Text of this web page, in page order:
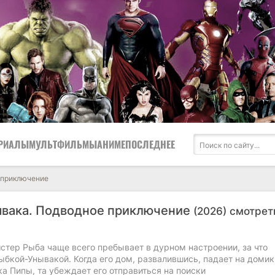
МУЛЬТФИЛЬМЫАНИМЕПОСЛЕДНЕЕ
Подводное приключение (2026)
Рыба чаще всего пребывает в дурном настроении, за что
Унывакой. Когда его дом, развалившись, падает на домик
Пипы, та убеждает его отправиться на поиски